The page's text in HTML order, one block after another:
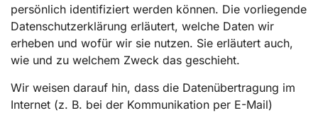
persönlich identifiziert werden können. Die vorliegende
Datenschutzerklärung erläutert, welche Daten wir
erheben und wofür wir sie nutzen. Sie erläutert auch,
wie und zu welchem Zweck das geschieht.
Wir weisen darauf hin, dass die Datenübertragung im
Internet (z. B. bei der Kommunikation per E-Mail)